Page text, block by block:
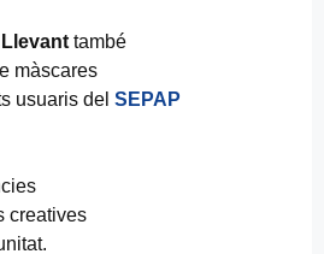
també
màscares
usuaris del SEPAP
creatives